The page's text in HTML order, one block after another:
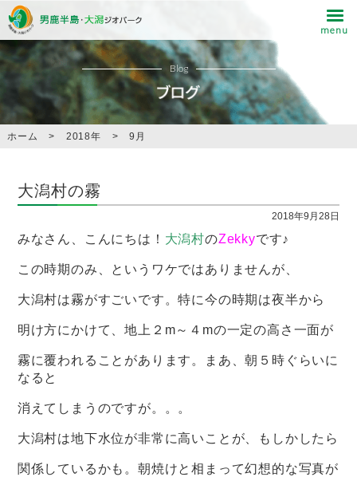
Blog
ホーム > 2018年 > 9月
大潟村の霧
2018年9月28日
みなさん、こんにちは！ 大潟村のZekkyです♪
この時期のみ、というワケではありませんが、
大潟村は霧がすごいです。特に今の時期は夜半から
明け方にかけて、地上２m～４mの一定の高さ一面が
霧に覆われることがあります。まあ、朝５時ぐらいに
なると
消えてしまうのですが。。。
大潟村は地下水位が非常に高いことが、もしかしたら
関係しているかも。朝焼けと相まって幻想的な写真が